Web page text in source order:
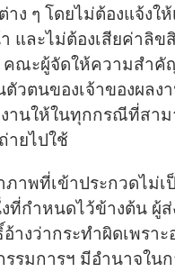
ง ๆ โดยไม่ต้องแจ้งให้
และไม่ต้องเสียค่าลิข
คณะผู้จัดให้ความสำคั
วตนของเจ้าของผลง
งานให้ในทุกกรณีที่สา
ายไปใช้
าพที่เข้าประกวดไม่เ
ที่กำหนดไว้ข้างต้น ผู้ส่
างว่ากระทำผิดเพรา
รมการฯ มีอำนาจใน